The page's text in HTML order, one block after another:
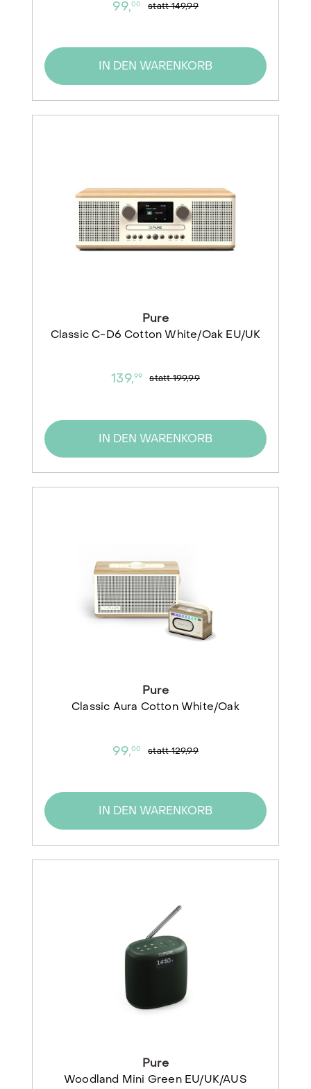
99,00 statt149,99
IN DEN WARENKORB
Pure
Classic C-D6 Cotton White/Oak EU/UK
139,99 statt199,99
IN DEN WARENKORB
Pure
Classic Aura Cotton White/Oak
99,00 statt129,99
IN DEN WARENKORB
Pure
Woodland Mini Green EU/UK/AUS